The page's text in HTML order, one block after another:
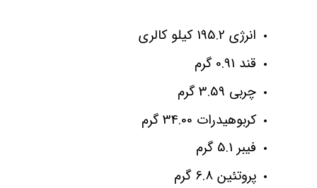
انرژی 195.2 کیلو کالری
قند 0.91 گرم
چربی 3.59 گرم
کربوهیدرات 34.00 گرم
فیبر 5.1 گرم
پروتئین 6.8 گرم